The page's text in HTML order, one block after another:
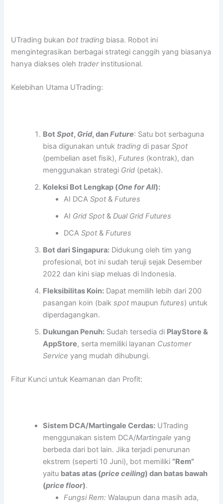
UTrading bukanbot trading biasa. Robot ini
mengintegrasikan berbagai strategi canggih yang biasanya
hanya diakses oleh traderinstitusional.
Kelebihan Utama UTrading:
BotSpot, Grid, danFuture: Satu bot serbaguna
bisa digunakan untuk trading di pasarSpot
(pembelian aset fisik), Futures (kontrak), dan
menggunakan strategi Grid (petak).
Koleksi Bot Lengkap (One for All):
AI DCASpot & Futures
AI Grid Spot & Dual Grid Futures
DCASpot & Futures
Bot dari Singapura: Didukung oleh tim yang
profesional, bot ini sudah teruji sejak Desember
2022 dan kini siap meluas di Indonesia.
Fleksibilitas Koin: Dapat memilih lebih dari 200
pasangan koin (baikspot maupun futures) untuk
diperdagangkan.
Dukungan Penuh: Sudah tersedia di PlayStore &
AppStore, serta memiliki layanan Customer
Service yang mudah dihubungi.
Fitur Kunci untuk Keamanan dan Profit:
Sistem DCA/Martingale Cerdas: UTrading
menggunakan sistem DCA/Martingale yang
berbeda dari bot lain. Jika terjadi penurunan
ekstrem (seperti 10 Juni), bot memiliki “Rem”
yaitu batas atas (price ceiling) dan batas bawah
(price floor).
Fungsi Rem: Walaupun dana masih ada,